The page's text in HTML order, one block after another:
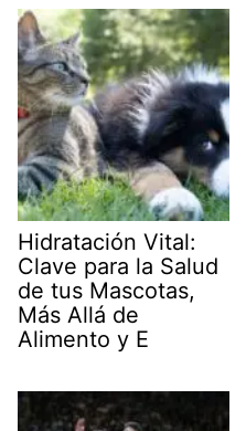
Hidratación Vital:
Clave para la Salud
de tus Mascotas,
Más Allá de
Alimento y E